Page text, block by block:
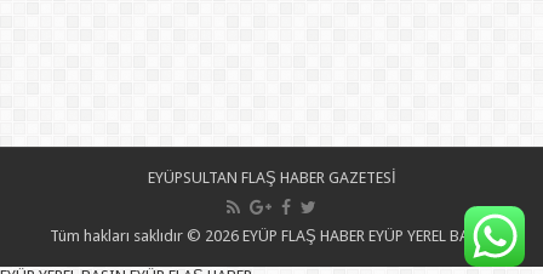
EYÜPSULTAN FLAŞ HABER GAZETESİ
Tüm hakları saklıdır © 2026 EYÜP FLAŞ HABER EYÜP YEREL BASIN